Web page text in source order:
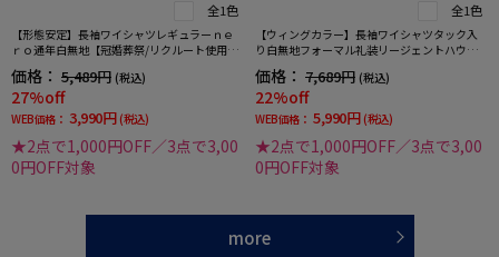
全1色
【形態安定】長袖ワイシャツレギュラーｎｅ
ｒｏ通年白無地【冠婚葬祭/リクルート使用
可】
価格： 5,489円 (税込)
27%off
WEB価格： 3,990円 (税込)
★2点で1,000円OFF／3点で3,00
0円OFF対象
全1色
【ウィングカラー】長袖ワイシャツタック入
り白無地フォーマル礼装リージェントハウス
通年
価格： 7,689円 (税込)
22%off
WEB価格： 5,990円 (税込)
★2点で1,000円OFF／3点で3,00
0円OFF対象
more